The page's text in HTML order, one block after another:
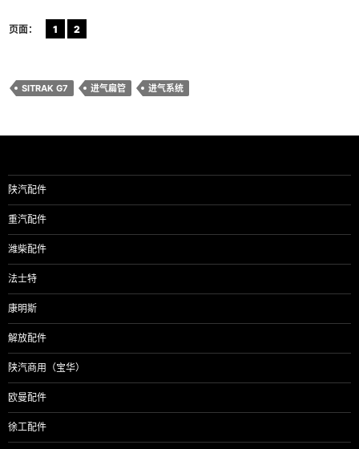
页面： 1 2
SITRAK G7 进气扁管 进气系统
陕汽配件
重汽配件
潍柴配件
法士特
康明斯
解放配件
陕汽商用（宝华）
欧曼配件
徐工配件